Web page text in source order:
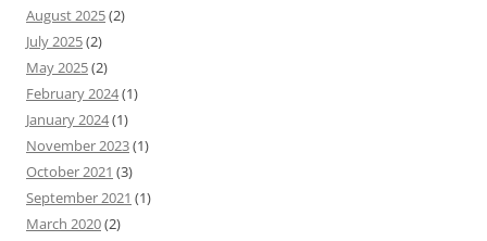
August 2025(2)
July 2025(2)
May 2025(2)
February 2024(1)
January 2024(1)
November 2023(1)
October 2021 (3)
September 2021 (1)
March 2020(2)